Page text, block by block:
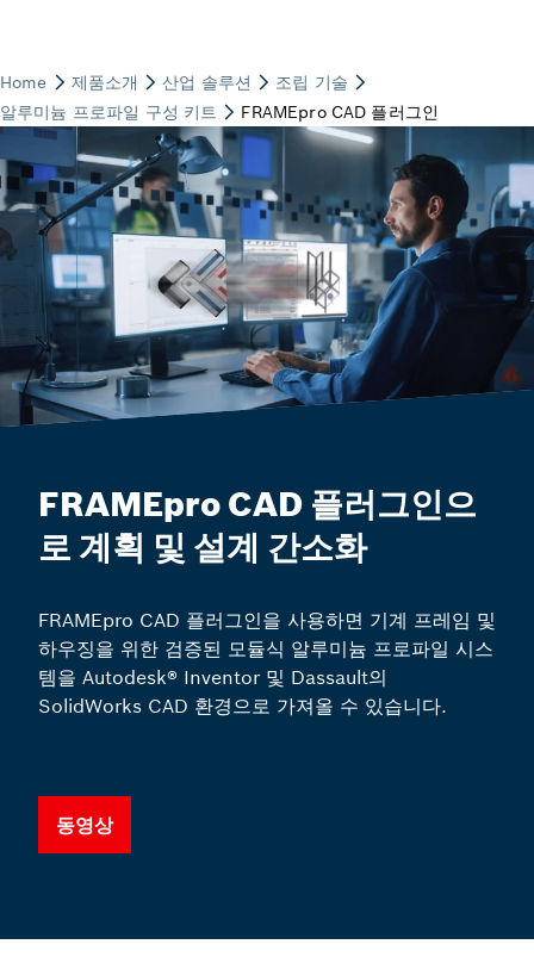
FRAMEpro CAD 플러그인으
로 계획 및 설계 간소화
FRAMEpro CAD 플러그인을 사용하면 기계 프레임 및
하우징을 위한 검증된 모듈식 알루미늄 프로파일 시스
템을 Autodesk® Inventor 및 Dassault의
SolidWorks CAD 환경으로 가져올 수 있습니다.
동영상